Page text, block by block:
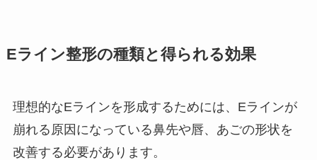
Eライン整形の種類と得られる効果
理想的なEラインを形成するためには、Eラインが
崩れる原因になっている鼻先や唇、あごの形状を
改善する必要があります。